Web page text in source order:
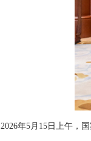
2026年5月15日上午，